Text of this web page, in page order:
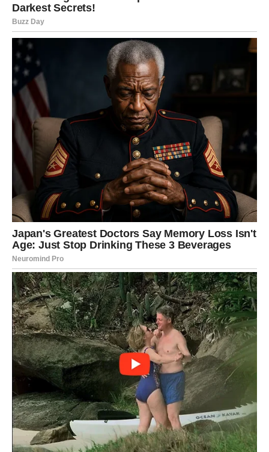
važnije – šta više ne prihvatate.
Posao i planovi:moguće je ubrzanje, novi zadatak ili
promena plana koja vas tera da budete brzi i hrabri. Ako
ste dugo čekali priliku da se pokažete – sada dolazi.
Ljubav:u odnosima se vidi istina. Ako ste u vezi,
razgovor može biti sudbinski – ili vas povezuje dublje, ili
pokazuje da je vreme za novi put. Slobodni Ovnovi mogu
doživeti iznenadni kontakt koji budi strasti, ali i pitanje
poverenja.
Poruka sudbine:
birate sebe bez krivice.
BIK – PROMENA KOJA DONOSI
MIR: VREME JE ZA SIGURNOST
Bikovi ulaze u period kada se stabilnost ne dobija
čekanjem, već jasnim izborom. Naredni dani donose
dešavanja vezana za novac, dom, dogovor ili odnos koji
vam je važan. Ono što je dugo bilo „na čekanju“ sada se
pokreće.
Finansije:moguća je uplata, dogovor, rešavanje duga ili
jasniji plan koji vraća osećaj kontrole.
Ljubav:Bik shvata da više ne želi polovične emocije. Ako
ste u vezi, odnos se učvršćuje kroz konkretnost. Ako ste
slobodni, pojavljuje se osoba koja uliva mir.
Poruka sudbine:stabilnost je odluka, ne slučajnost.